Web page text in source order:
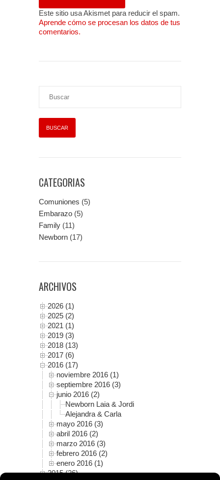
Este sitio usa Akismet para reducir el spam.
Aprende cómo se procesan los datos de tus
comentarios.
CATEGORIAS
Comuniones (5)
Embarazo (5)
Family (11)
Newborn (17)
ARCHIVOS
2026 (1)
2025 (2)
2021 (1)
2019 (3)
2018 (13)
2017 (6)
2016 (17)
noviembre 2016 (1)
septiembre 2016 (3)
junio 2016 (2)
Newborn Laia & Jordi
Alejandra & Carla
mayo 2016 (3)
abril 2016 (2)
marzo 2016 (3)
febrero 2016 (2)
enero 2016 (1)
2015 (26)